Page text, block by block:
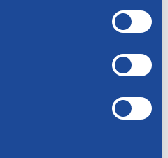
muuttopalvelu